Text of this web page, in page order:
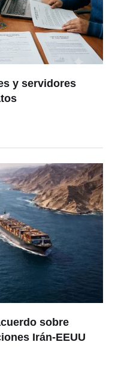
y servidores
sobre
Irán-EEUU